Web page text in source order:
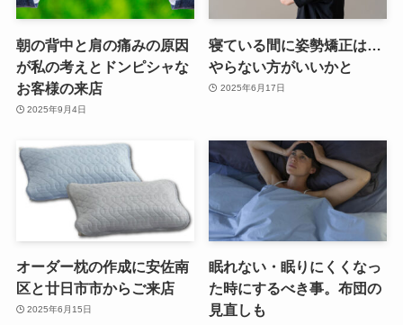
朝の背中と肩の痛みの原因
が私の考えとドンピシャな
お客様の来店
2025年9月4日
寝ている間に姿勢矯正は…
やらない方がいいかと
2025年6月17日
オーダー枕の作成に安佐南
区と廿日市市からご来店
2025年6月15日
眠れない・眠りにくくなっ
た時にするべき事。布団の
見直しも